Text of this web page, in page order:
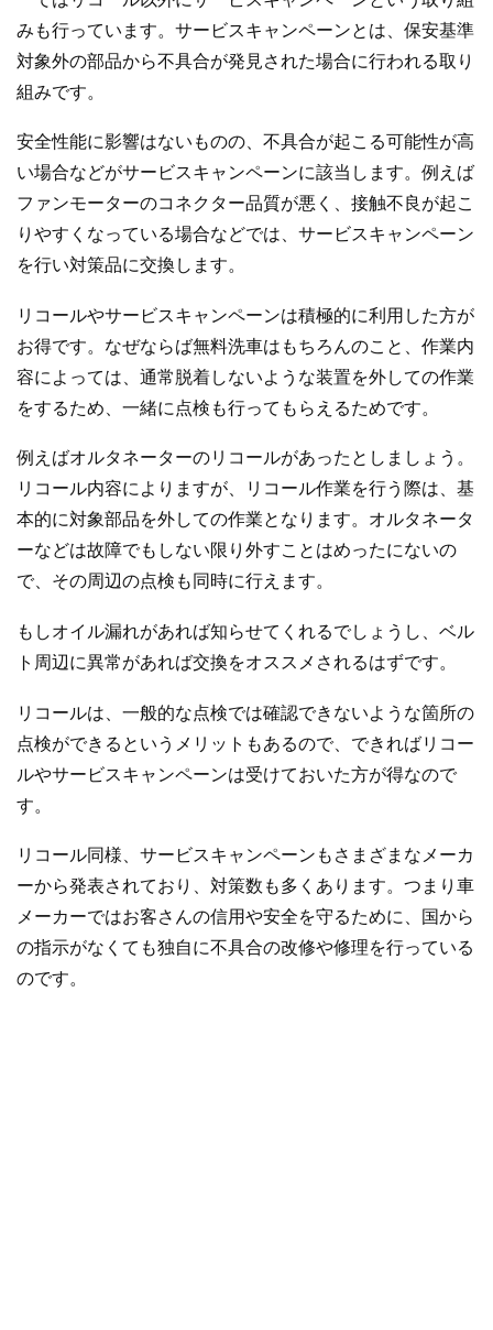
みも行っています。サービスキャンペーンとは、保安基準
対象外の部品から不具合が発見された場合に行われる取り
組みです。
安全性能に影響はないものの、不具合が起こる可能性が高
い場合などがサービスキャンペーンに該当します。例えば
ファンモーターのコネクター品質が悪く、接触不良が起こ
りやすくなっている場合などでは、サービスキャンペーン
を行い対策品に交換します。
リコールやサービスキャンペーンは積極的に利用した方が
お得です。なぜならば無料洗車はもちろんのこと、作業内
容によっては、通常脱着しないような装置を外しての作業
をするため、一緒に点検も行ってもらえるためです。
例えばオルタネーターのリコールがあったとしましょう。
リコール内容によりますが、リコール作業を行う際は、基
本的に対象部品を外しての作業となります。オルタネータ
ーなどは故障でもしない限り外すことはめったにないの
で、その周辺の点検も同時に行えます。
もしオイル漏れがあれば知らせてくれるでしょうし、ベル
ト周辺に異常があれば交換をオススメされるはずです。
リコールは、一般的な点検では確認できないような箇所の
点検ができるというメリットもあるので、できればリコー
ルやサービスキャンペーンは受けておいた方が得なので
す。
リコール同様、サービスキャンペーンもさまざまなメーカ
ーから発表されており、対策数も多くあります。つまり車
メーカーではお客さんの信用や安全を守るために、国から
の指示がなくても独自に不具合の改修や修理を行っている
のです。